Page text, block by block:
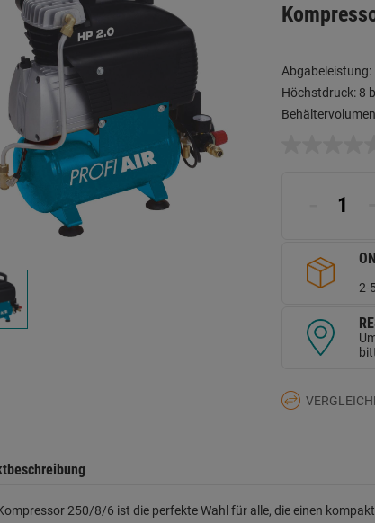
Höchstdruck: 8
2-
250/8/6 ist die perfekte Wahl für alle, die einen